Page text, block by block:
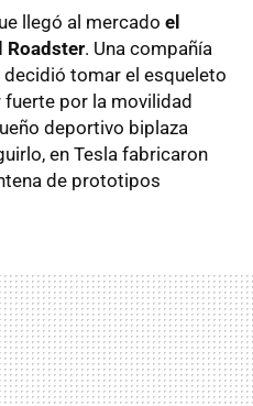
llegó al mercado el
Roadster. Una compañía
tomar el esqueleto
fuerte por la movilidad
deportivo biplaza
en Tesla fabricaron
de prototipos